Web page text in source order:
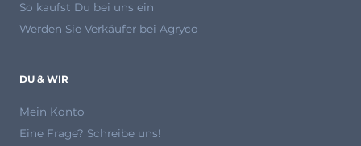
So kaufst Du bei uns ein
Werden Sie Verkäufer bei Agryco
DU & WIR
Mein Konto
Eine Frage? Schreibe uns!